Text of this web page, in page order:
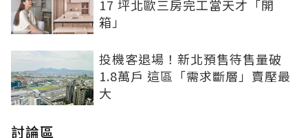
17 坪北歐三房完工當天才「開
箱」
投機客退場！新北預售待售量破
1.8萬戶 這區「需求斷層」賣壓最
大
討論區